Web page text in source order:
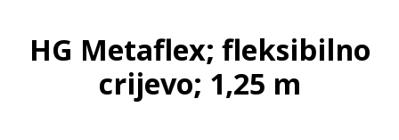
HG Metaflex; fleksibilno
crijevo; 1,25 m